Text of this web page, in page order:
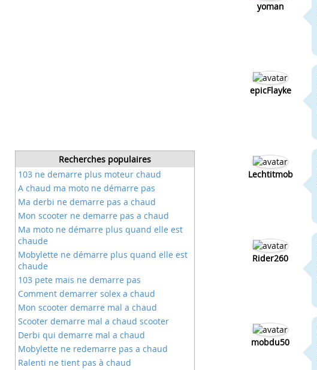
Recherches populaires
103 ne demarre plus moteur chaud
A chaud ma moto ne démarre pas
Ma derbi ne demarre pas a chaud
Mon scooter ne demarre pas a chaud
Ma moto ne démarre plus quand elle est
chaude
Mobylette ne démarre plus quand elle est
chaude
103 pete mais ne demarre pas
Comment demarrer solex a chaud
Mon scooter demarre mal a chaud
Scooter demarre mal a chaud scooter
Derbi qui demarre mal a chaud
Mobylette ne redemarre pas a chaud
Ralenti ne tient pas à chaud
yoman
epicFlayke
Lechtitmob
Rider260
mobdu50